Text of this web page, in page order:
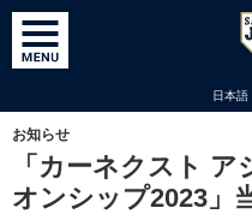
日本語
お知らせ
「カーネクスト
オンシップ2023」